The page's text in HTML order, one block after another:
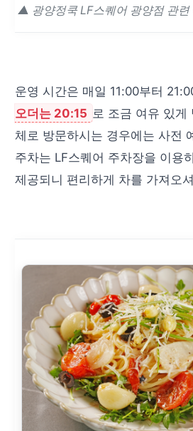
▲ 광양정쿡 LF스퀘어 광양점 관련
운영 시간은 매일 11:00부터
오더는 20:15 로 조금 여유 있게
체로 방문하시는 경우에는 사전
주차는 LF스퀘어 주차장을 이용
제공되니 편리하게 차를 가져오